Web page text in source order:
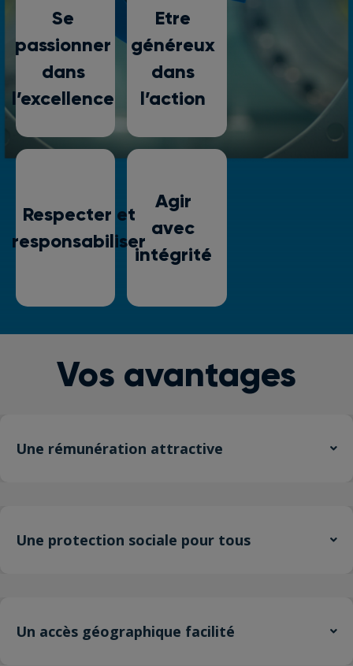
Se
passionner
dans
l’excellence
Etre
généreux
dans
l’action
Respecter et
responsabiliser
Agir
avec
intégrité
Vos avantages
Une rémunération attractive
Une protection sociale pour tous
Un accès géographique facilité